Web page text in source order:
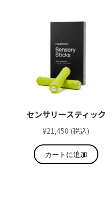
センサリースティック
¥21,450 (税込)
カートに追加